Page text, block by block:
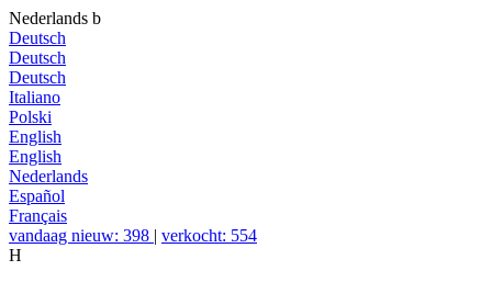
Nederlands b
Deutsch
Deutsch
Deutsch
Italiano
Polski
English
English
Nederlands
Español
Français
vandaag nieuw: 398 | verkocht: 554
H